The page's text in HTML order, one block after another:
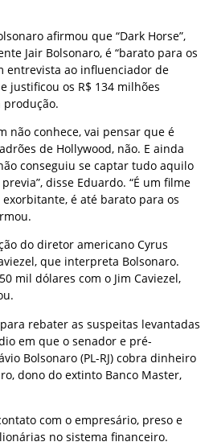
afirmou que “Dark Horse”,
Jair Bolsonaro, é “barato para os
entrevista ao influenciador de
justificou os R$ 134 milhões
produção.
não conhece, vai pensar que é
de Hollywood, não. E ainda
conseguiu se captar tudo aquilo
disse Eduardo. “É um filme
é até barato para os
do diretor americano Cyrus
que interpreta Bolsonaro.
mil dólares com o Jim Caviezel,
rebater as suspeitas levantadas
em que o senador e pré-
Bolsonaro (PL-RJ) cobra dinheiro
dono do extinto Banco Master,
com o empresário, preso e
no sistema financeiro.